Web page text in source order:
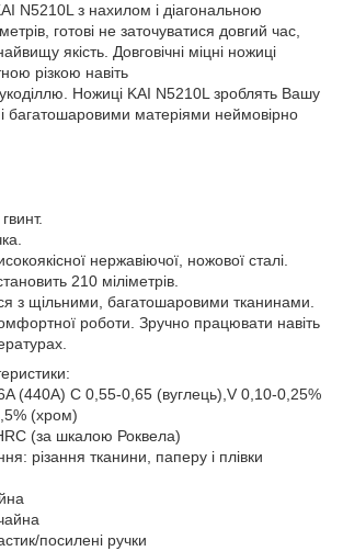
N5210L з нахилом і діагональною
готові не заточуватися довгий час,
якість. Довговічні міцні ножиці
різкою навіть
Ножиці KAI N5210L зроблять Вашу
багатошаровими матеріями неймовірно
нержавіючої, ножової сталі.
210 міліметрів.
з щільними, багатошаровими тканинами.
роботи. Зручно працювати навіть
(440А) C 0,55-0,65 (вуглець),V 0,10-0,25%
(хром)
(за шкалою Роквела)
різання тканини, паперу і плівки
посилені ручки